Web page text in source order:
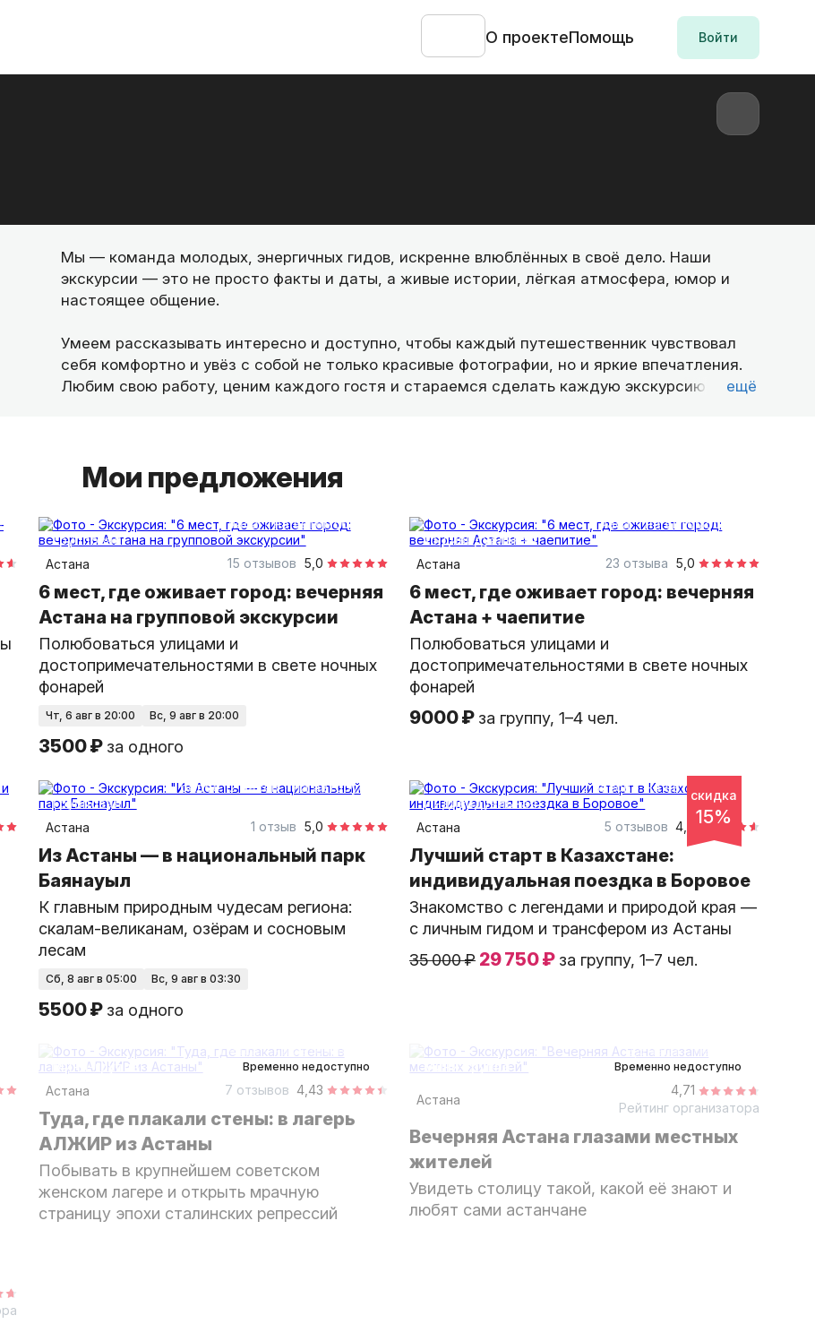
О проектеПомощь Войти
Мы — команда молодых, энергичных гидов, искренне влюблённых в своё дело. Наши
экскурсии — это не просто факты и даты, а живые истории, лёгкая атмосфера, юмор и
настоящее общение.
Умеем рассказывать интересно и доступно, чтобы каждый путешественник чувствовал
себя комфортно и увёз с собой не только красивые фотографии, но и яркие впечатления.
Любим свою работу, ценим каждого гостя и стараемся сделать каждую экскурсию
ещё
Мои предложения
3 часа
на автомобиле
групповая
Астана
5,0
15 отзывов
6 мест, где оживает город: вечерняя
Астана на групповой экскурсии
Полюбоваться улицами и
достопримечательностями в свете ночных
фонарей
чт, 6 авг в 20:00 вс, 9 авг в 20:00
3500 ₽ за одного
3 часа
на автомобиле
индивидуальная
Астана
5,0
23 отзыва
6 мест, где оживает город: вечерняя
Астана + чаепитие
Полюбоваться улицами и
достопримечательностями в свете ночных
фонарей
9000 ₽ за группу, 1–4 чел.
более 12 часов
на автобусе
групповая
Астана
5,0
1 отзыв
Из Астаны — в национальный парк
Баянауыл
К главным природным чудесам региона:
скалам-великанам, озёрам и сосновым
лесам
сб, 8 авг в 05:00 вс, 9 авг в 03:30
5500 ₽ за одного
скидка
15%
12 часов
на автомобиле
индивидуальная
Астана
4,6
5 отзывов
Лучший старт в Казахстане:
индивидуальная поездка в Боровое
Знакомство с легендами и природой края —
с личным гидом и трансфером из Астаны
35 000 ₽ 29 750 ₽ за группу, 1–7 чел.
Временно недоступно
4 часа
на автомобиле
Мини-группа
Астана
4,43
7 отзывов
Туда, где плакали стены: в лагерь
АЛЖИР из Астаны
Побывать в крупнейшем советском
женском лагере и открыть мрачную
страницу эпохи сталинских репрессий
Временно недоступно
2,5 часа
пешком
Мини-группа
Астана
4,71
Рейтинг организатора
Вечерняя Астана глазами местных
жителей
Увидеть столицу такой, какой её знают и
любят сами астанчане